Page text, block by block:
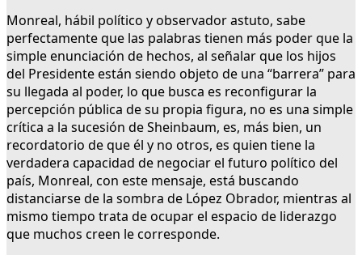
Monreal, hábil político y observador astuto, sabe
perfectamente que las palabras tienen más poder que la
simple enunciación de hechos, al señalar que los hijos
del Presidente están siendo objeto de una “barrera” para
su llegada al poder, lo que busca es reconfigurar la
percepción pública de su propia figura, no es una simple
crítica a la sucesión de Sheinbaum, es, más bien, un
recordatorio de que él y no otros, es quien tiene la
verdadera capacidad de negociar el futuro político del
país, Monreal, con este mensaje, está buscando
distanciarse de la sombra de López Obrador, mientras al
mismo tiempo trata de ocupar el espacio de liderazgo
que muchos creen le corresponde.